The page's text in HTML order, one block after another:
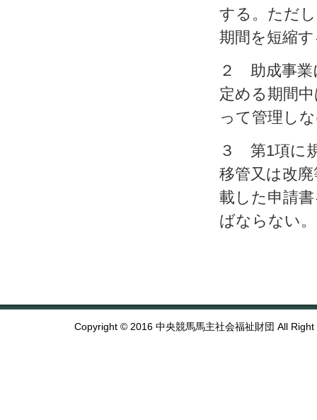
する。ただ
期間 を短縮
２ 助成事業
定める期間
って管理し
３ 第1項に
移管又は改
載した申請
ばならない。
Copyright © 2016 中央競馬馬主社会福祉財団 All